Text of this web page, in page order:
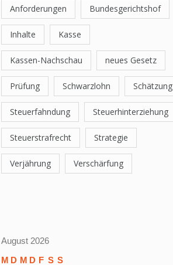
Anforderungen Bundesgerichtshof
Inhalte Kasse
Kassen-Nachschau neues Gesetz
Prüfung Schwarzlohn Schätzung
Steuerfahndung Steuerhinterziehung
Steuerstrafrecht Strategie
Verjährung Verschärfung
August 2026
M D M D F S S